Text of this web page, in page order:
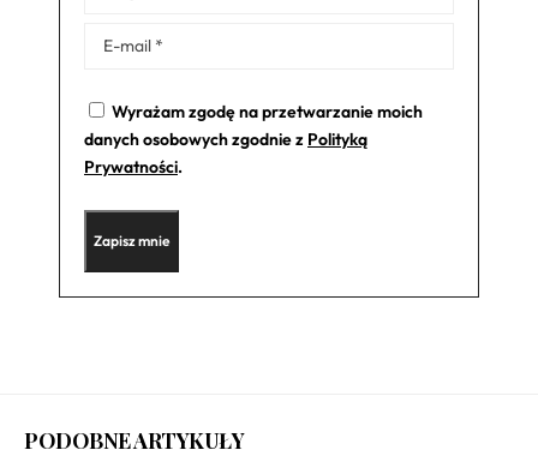
Wyrażam zgodę na przetwarzanie moich
danych osobowych zgodnie z Polityką
Prywatności.
PODOBNE ARTYKUŁY